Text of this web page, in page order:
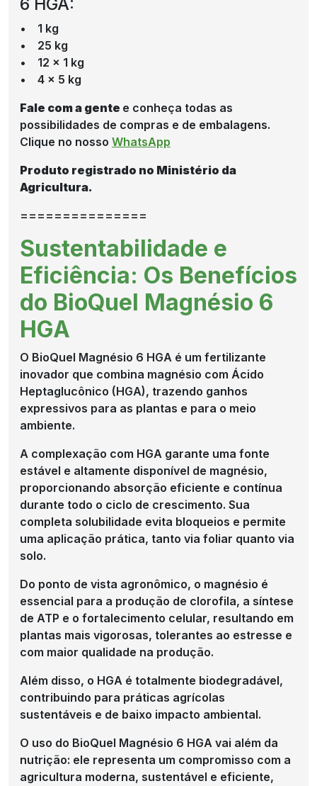
6 HGA:
• 1 kg
• 25 kg
• 12 x 1 kg
• 4 x 5 kg
Fale com a gente e conheça todas as
possibilidades de compras e de embalagens.
Clique no nosso WhatsApp
Produto registrado no Ministério da
Agricultura.
===============
Sustentabilidade e
Eficiência: Os Benefícios
do BioQuel Magnésio 6
HGA
O BioQuel Magnésio 6 HGA é um fertilizante
inovador que combina magnésio com Ácido
Heptaglucônico (HGA), trazendo ganhos
expressivos para as plantas e para o meio
ambiente.
A complexação com HGA garante uma fonte
estável e altamente disponível de magnésio,
proporcionando absorção eficiente e contínua
durante todo o ciclo de crescimento. Sua
completa solubilidade evita bloqueios e permite
uma aplicação prática, tanto via foliar quanto via
solo.
Do ponto de vista agronômico, o magnésio é
essencial para a produção de clorofila, a síntese
de ATP e o fortalecimento celular, resultando em
plantas mais vigorosas, tolerantes ao estresse e
com maior qualidade na produção.
Além disso, o HGA é totalmente biodegradável,
contribuindo para práticas agrícolas
sustentáveis e de baixo impacto ambiental.
O uso do BioQuel Magnésio 6 HGA vai além da
nutrição: ele representa um compromisso com a
agricultura moderna, sustentável e eficiente,